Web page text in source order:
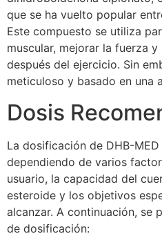
que se ha vuelto popular
Este compuesto se utiliza
muscular, mejorar la fuerza
después del ejercicio. Sin
meticuloso y basado en una
Dosis
La dosificación de DHB-
dependiendo de varios
usuario, la capacidad del
esteroide y los objetivos
alcanzar. A continuación, se
de dosificación: